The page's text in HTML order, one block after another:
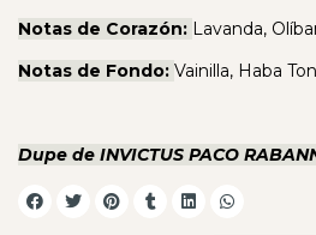
Notas de Corazón: Lavanda,
Notas de Fondo: Vainilla, Haba
Dupe de INVICTUS PACO